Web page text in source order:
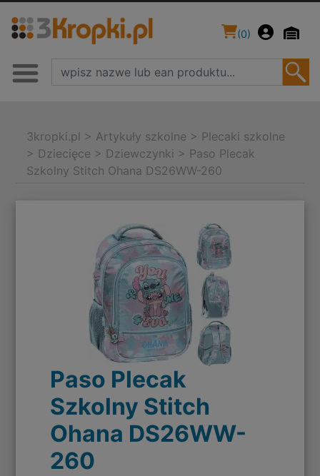
(0)
3kropki.pl > Artykuły szkolne > Plecaki szkolne
> Dziecięce > Dziewczynki > Paso Plecak
Szkolny Stitch Ohana DS26WW-260
Paso Plecak
Szkolny Stitch
Ohana DS26WW-
260